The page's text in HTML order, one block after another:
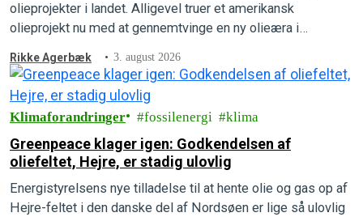
olieprojekter i landet. Alligevel truer et amerikansk
olieprojekt nu med at gennemtvinge en ny olieæra i
hvad der er på spil, og hvad der kan gøres for at forhindre
det i at ske.
Rikke Agerbæk 3. august 2026
Klimaforandringer fossilenergi klima
Greenpeace klager igen: Godkendelsen af
oliefeltet, Hejre, er stadig ulovlig
Energistyrelsens nye tilladelse til at hente olie og gas op af
Hejre-feltet i den danske del af Nordsøen er lige så ulovlig